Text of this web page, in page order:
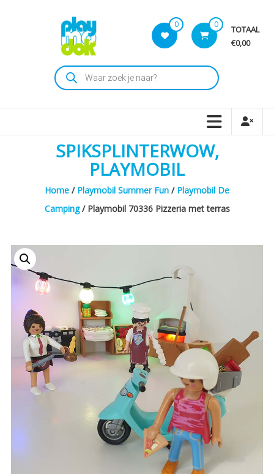
Playmodok
Tweedehands
dromen
voor
iedereen
0 0 TOTAAL
€0,00
Producten
zoeken
SPIKSPLINTERWOW,
PLAYMOBIL
Home / Playmobil Summer Fun / Playmobil De
Camping/ Playmobil 70336 Pizzeria met terras